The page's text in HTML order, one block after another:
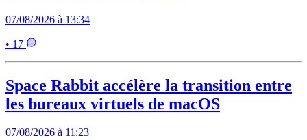
07/08/2026 à 13:34
• 17
Space Rabbit accélère la transition entre
les bureaux virtuels de macOS
07/08/2026 à 11:23